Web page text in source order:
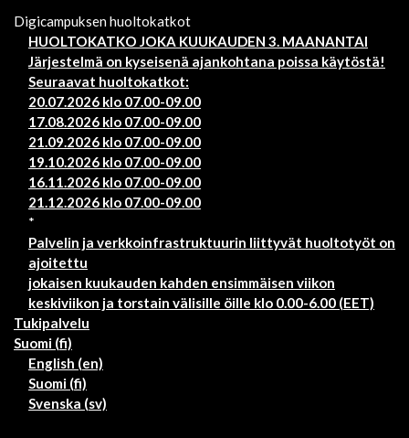
Digicampuksen huoltokatkot
HUOLTOKATKO JOKA KUUKAUDEN 3. MAANANTAI
Järjestelmä on kyseisenä ajankohtana poissa käytöstä!
Seuraavat huoltokatkot:
20.07.2026 klo 07.00-09.00
17.08.2026 klo 07.00-09.00
21.09.2026 klo 07.00-09.00
19.10.2026 klo 07.00-09.00
16.11.2026 klo 07.00-09.00
21.12.2026 klo 07.00-09.00
*
Palvelin ja verkkoinfrastruktuurin liittyvät huoltotyöt on
ajoitettu
jokaisen kuukauden kahden ensimmäisen viikon
keskiviikon ja torstain välisille öille klo 0.00-6.00 (EET)
Tukipalvelu
Suomi ‎(fi)‎
English ‎(en)‎
Suomi ‎(fi)‎
Svenska ‎(sv)‎